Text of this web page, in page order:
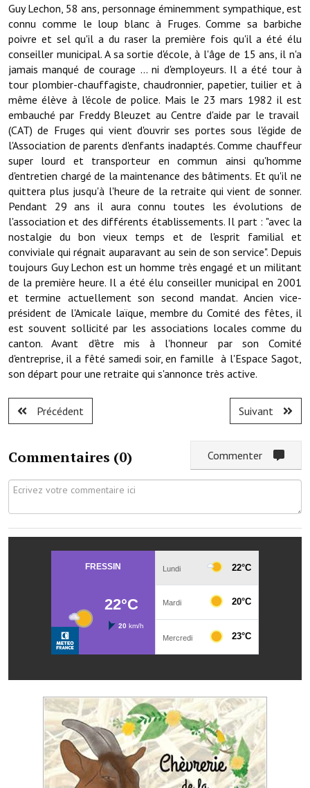
Terrains et maisons à vendre
VOTRE MAIRIE
Elus et agents
L'équipe municipale
Le personnel municipal
Les moyens financiers
Note de synthèse financière
Rapport d'orientation budgétaire
Actions et projets
Projets et travaux en cours
Procès verbaux des conseils municipaux
Communication
Le bulletin municipal : Fressinfo & Le Fressinois
Toutes les publications
Le village dans l'intercommunalité
Autres groupements
Les réseaux partenaires
L'office de tourisme
VILLE PRATIQUE
Services publics intercommunaux
Eaux, assainissement
France services
France Renov
Déchets ménagers, tri sélectif, encombrants
Guy Lechon, 58 ans, personnage éminemment sympathique, est
connu comme le loup blanc à Fruges. Comme sa barbiche
poivre et sel qu'il a du raser la première fois qu'il a été élu
conseiller municipal. A sa sortie d'école, à l'âge de 15 ans, il n'a
jamais manqué de courage ... ni d'employeurs. Il a été tour à
tour plombier-chauffagiste, chaudronnier, papetier, tuilier et à
même élève à l'école de police. Mais le 23 mars 1982 il est
embauché par Freddy Bleuzet au Centre d'aide par le travail
(CAT) de Fruges qui vient d'ouvrir ses portes sous l'égide de
l'Association de parents d'enfants inadaptés. Comme chauffeur
super lourd et transporteur en commun ainsi qu'homme
d'entretien chargé de la maintenance des bâtiments. Et qu'il ne
quittera plus jusqu'à l'heure de la retraite qui vient de sonner.
Pendant 29 ans il aura connu toutes les évolutions de
l'association et des différents établissements. Il part : "avec la
nostalgie du bon vieux temps et de l'esprit familial et
conviviale qui régnait auparavant au sein de son service". Depuis
toujours Guy Lechon est un homme très engagé et un militant
de la première heure. Il a été élu conseiller municipal en 2001
et termine actuellement son second mandat. Ancien vice-
président de l'Amicale laïque, membre du Comité des fêtes, il
est souvent sollicité par les associations locales comme du
canton. Avant d'être mis à l'honneur par son Comité
d'entreprise, il a fêté samedi soir, en famille à l'Espace Sagot,
son départ pour une retraite qui s'annonce très active.
Précédent Suivant
Commentaires (0)